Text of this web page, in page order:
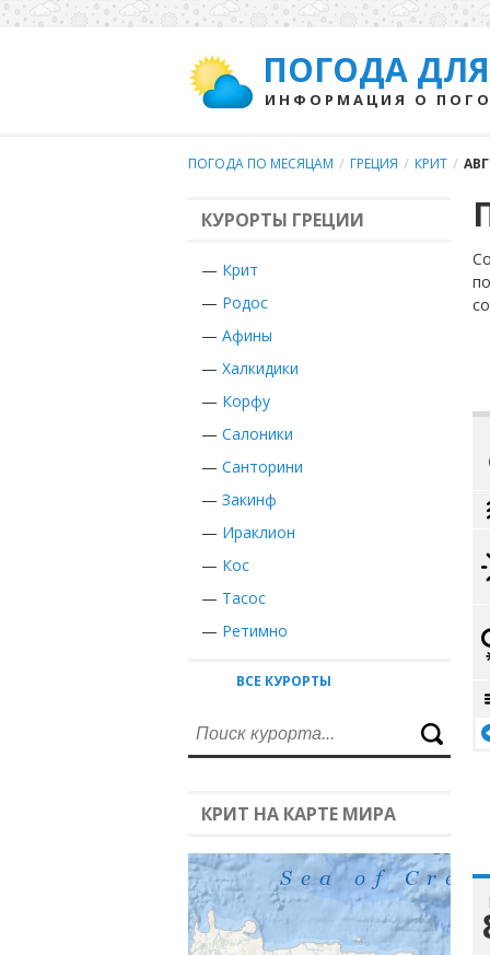
ПОГОДА
ИНФОРМАЦИЯ О
ПОГОДА ПО МЕСЯЦАМ / ГРЕЦИЯ / КРИТ /
КУРОРТЫ ГРЕЦИИ
— Крит
— Родос
— Афины
— Халкидики
— Корфу
— Салоники
— Санторини
— Закинф
— Ираклион
— Кос
— Тасос
— Ретимно
ВСЕ КУРОРТЫ
КРИТ НА КАРТЕ МИРА